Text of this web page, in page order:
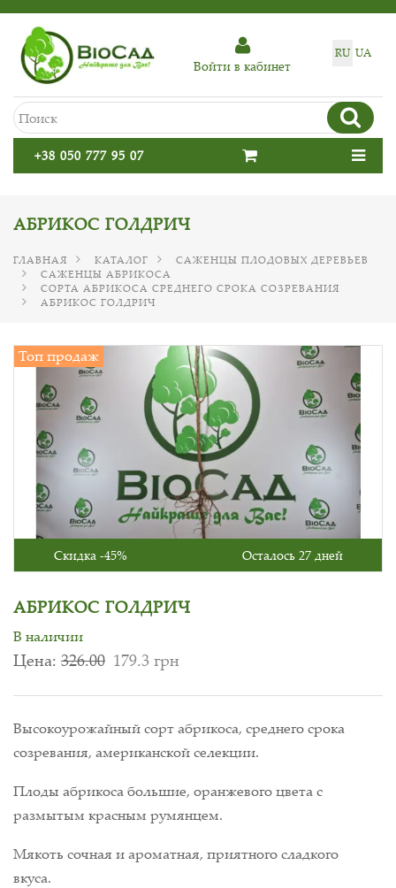
RU UA
Войти в кабинет
+38 050 777 95 07
АБРИКОС ГОЛДРИЧ
ГЛАВНАЯ КАТАЛОГ
САЖЕНЦЫ ПЛОДОВЫХ ДЕРЕВЬЕВ
САЖЕНЦЫ АБРИКОСА
СОРТА АБРИКОСА СРЕДНЕГО СРОКА СОЗРЕВАНИЯ
АБРИКОС ГОЛДРИЧ
Топ продаж
Скидка -45% Осталось 27 дней
АБРИКОС ГОЛДРИЧ
В наличии
Цена: 326.00 179.3 грн
Высокоурожайный сорт абрикоса, среднего срока
созревания, американской селекции.
Плоды абрикоса большие, оранжевого цвета с
размытым красным румянцем.
Мякоть сочная и ароматная, приятного сладкого
вкуса.